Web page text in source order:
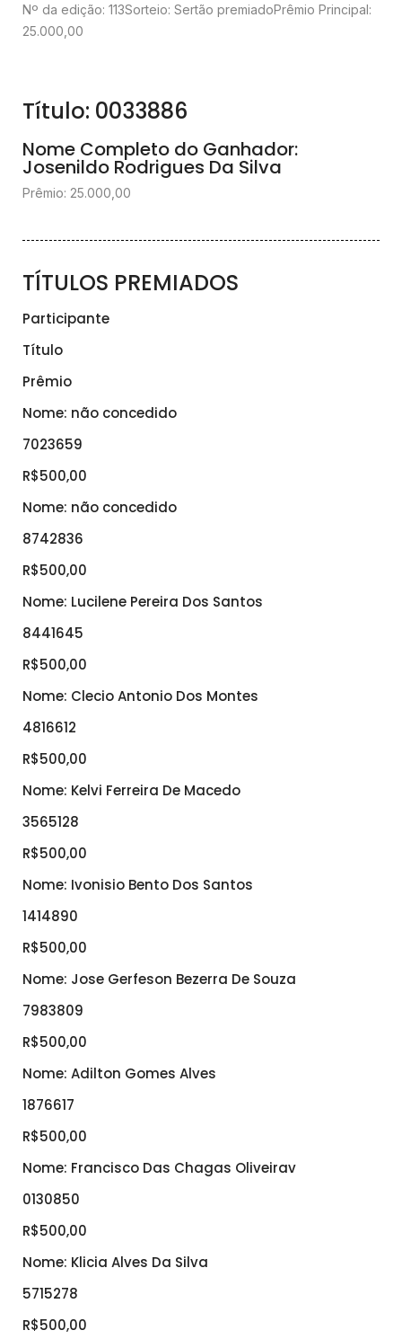
Nº da edição: 113Sorteio: Sertão premiadoPrêmio Principal:
25.000,00
Título: 0033886
Nome Completo do Ganhador:
Josenildo Rodrigues Da Silva
Prêmio: 25.000,00
TÍTULOS PREMIADOS
Participante
Título
Prêmio
Nome: não concedido
7023659
R$500,00
Nome: não concedido
8742836
R$500,00
Nome: Lucilene Pereira Dos Santos
8441645
R$500,00
Nome: Clecio Antonio Dos Montes
4816612
R$500,00
Nome: Kelvi Ferreira De Macedo
3565128
R$500,00
Nome: Ivonisio Bento Dos Santos
1414890
R$500,00
Nome: Jose Gerfeson Bezerra De Souza
7983809
R$500,00
Nome: Adilton Gomes Alves
1876617
R$500,00
Nome: Francisco Das Chagas Oliveirav
0130850
R$500,00
Nome: Klicia Alves Da Silva
5715278
R$500,00